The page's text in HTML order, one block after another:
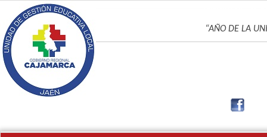
Pasar al contenido principal
“AÑO DE LA